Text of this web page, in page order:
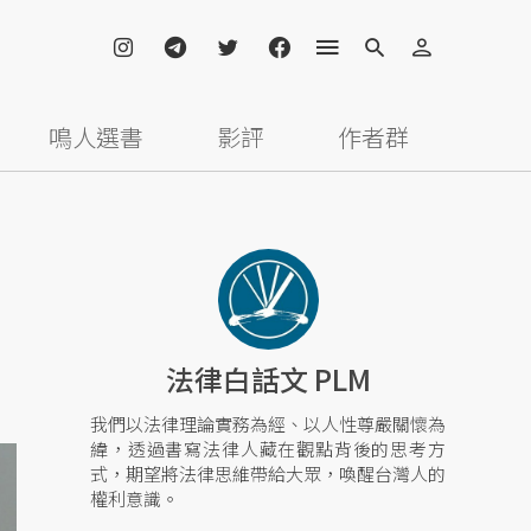
鳴人選書 影評 作者群
法律白話文 PLM
我們以法律理論實務為經、以人性尊嚴關懷為
緯，透過書寫法律人藏在觀點背後的思考方
式，期望將法律思維帶給大眾，喚醒台灣人的
權利意識。